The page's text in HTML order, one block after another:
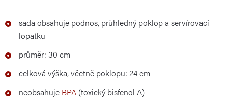
sada obsahuje podnos, průhledný poklop a servírovací
lopatku
průměr: 30 cm
celková výška, včetně poklopu: 24 cm
neobsahuje BPA (toxický bisfenol A)